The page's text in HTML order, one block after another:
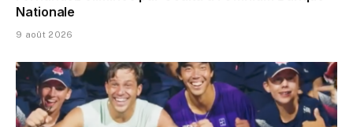
Nationale
9 août 2026